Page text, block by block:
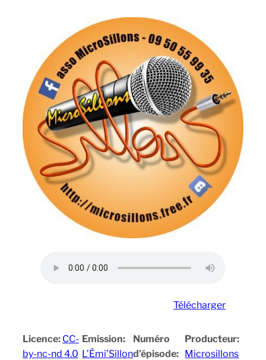
Télécharger
Licence: CC-
by-nc-nd 4.0
Emission:
L’Émi’Sillon
Numéro
d’épisode:
Producteur:
Microsillons